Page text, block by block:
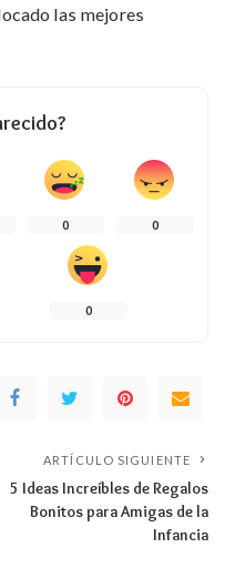
las mejores
0 0
0
ARTÍCULO SIGUIENTE
5 Ideas Increíbles de Regalos
Bonitos para Amigas de la
Infancia